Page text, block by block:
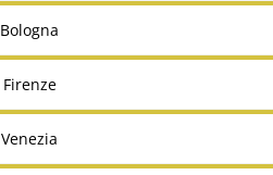
Bologna
Firenze
Venezia